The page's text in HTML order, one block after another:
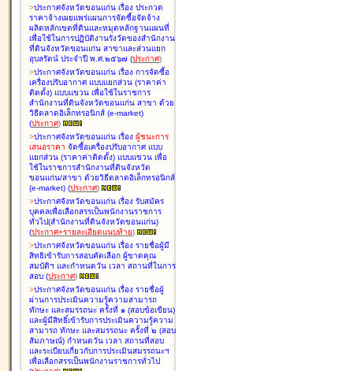
>ประกาศจังหวัดขอนแก่น เรื่อง ประกวด
ราคาจ้างเผยแพร่แผนการจัดซื้อจัดจ้าง
ผลิตหลักเขตที่ดินและหมุดหลักฐานแผนที่
เพื่อใช้ในการปฏิบัติงานรังวัดของสำนักงาน
ที่ดินจังหวัดขอนแก่น สาขาและส่วนแยก
อุบลรัตน์ ประจำปี พ.ศ.๒๕๖๗ (ประกาศ)
>ประกาศจังหวัดขอนแก่น เรื่อง การจัดซื้อ
เครื่องปรับอากาศ แบบแยกส่วน (ราคาค่า
ติดตั้ง) แบบแขวน เพื่อใช้ในราชการ
สำนักงานที่ดินจังหวัดขอนแก่น สาขา ด้วย
วิธีตลาดอิเล็กทรอนิกส์ (e-market)
(ประกาศ)
>ประกาศจังหวัดขอนแก่น เรื่อง ผู้ชนะการ
เสนอราคา จัดซื้อเครื่องปรับอากาศ แบบ
แยกส่วน (ราคาค่าติดตั้ง) แบบแขวน เพื่อ
ใช้ในราชการสำนักงานที่ดินจังหวัด
ขอนแก่น/สาขา ด้วยวิธีตลาดอิเล็กทรอนิกส์
(e-market) (ประกาศ)
>ประกาศจังหวัดขอนแก่น เรื่อง รับสมัคร
บุคคลเพื่อเลือกสรรเป็นพนักงานราชการ
ทั่วไป(สำนักงานที่ดินจังหวัดขอนแก่น)
(ประกาศ+รายละเอียดแนบท้าย)
>ประกาศจังหวัดขอนแก่น เรื่อง รายชื่อผู้มี
สิทธิเข้ารับการสอบคัดเลือก ผู้ขาดคุณ
สมบัติฯ และกำหนดวัน เวลา สถานที่ในการ
สอบ (ประกาศ)
>ประกาศจังหวัดขอนแก่น เรื่อง รายชื่อผู้
ผ่านการประเมินความรู้ความสามารถ
ทักษะ และสมรรถนะ ครั้งที่ ๑ (สอบข้อเขียน)
และผู้มีสิทธิ์เข้ารับการประเมินความรู้ความ
สามารถ ทักษะ และสมรรถนะ ครั้งที่ ๒ (สอบ
สัมภาษณ์) กำหนดวัน เวลา สถานที่สอบ
และระเบียบเกี่ยวกับการประเมินสมรรถนะฯ
เพื่อเลือกสรรเป็นพนักงานราชการทั่วไป